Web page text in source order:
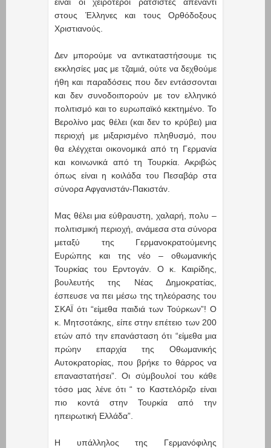
στους Έλληνες και τους Ορθόδοξους
Χριστιανούς.
Δεν μπορούμε να αντικαταστήσουμε τις
εκκλησίες μας με τζαμιά, ούτε να δεχθούμε
ήθη και παραδόσεις που δεν εντάσσονται
και δεν συνοδοιπορούν με τον ελληνικό
πολιτισμό και το ευρωπαϊκό κεκτημένο. Το
Βερολίνο μας θέλει (και δεν το κρύβει) μια
περιοχή με μιξαρισμένο πληθυσμό, που
θα ελέγχεται οικονομικά από τη Γερμανία
και κοινωνικά από τη Τουρκία. Ακριβώς
όπως είναι η κοιλάδα του Πεσαβάρ στα
σύνορα Αφγανιστάν-Πακιστάν.
Μας θέλει μια εύθραυστη, χαλαρή, πολυ –
πολιτισμική περιοχή, ανάμεσα στα σύνορα
μεταξύ της Γερμανοκρατούμενης
Ευρώπης και της νέο – οθωμανικής
Τουρκίας του Ερντογάν. Ο κ. Καιρίδης,
βουλευτής της Νέας Δημοκρατίας,
έσπευσε να πει μέσω της τηλεόρασης του
ΣΚΑΪ ότι “είμεθα παιδιά των Τούρκων”! Ο
κ. Μητσοτάκης, είπε στην επέτειο των 200
ετών από την επανάσταση ότι “είμεθα μια
πρώην επαρχία της Οθωμανικής
Αυτοκρατορίας, που βρήκε το θάρρος να
επαναστατήσει”. Οι σύμβουλοί του κάθε
τόσο μας λένε ότι “ το Καστελόριζο είναι
πιο κοντά στην Τουρκία από την
ηπειρωτική Ελλάδα”.
Η υπάλληλος της Γερμανόφιλης